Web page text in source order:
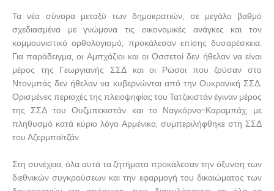
Τα νέα σύνορα μεταξύ των δημοκρατιών, σε μεγάλο βαθμό
σχεδιασμένα με γνώμονα τις οικονομικές ανάγκες και τον
κομμουνιστικό ορθολογισμό, προκάλεσαν επίσης δυσαρέσκεια.
Για παράδειγμα, οι Αμπχάζιοι και οι Οσσετοί δεν ήθελαν να είναι
μέρος της Γεωργιανής ΣΣΔ και οι Ρώσοι που ζούσαν στο
Ντονμπάς δεν ήθελαν να κυβερνώνται από την Ουκρανική ΣΣΔ.
Ορισμένες περιοχές της πλειοψηφίας του Τατζικιστάν έγιναν μέρος
της ΣΣΔ του Ουζμπεκιστάν και το Ναγκόρνο-Καραμπάχ, με
πληθυσμό κατά κύριο λόγο Αρμένικο, συμπεριλήφθηκε στη ΣΣΔ
του Αζερμπαϊτζάν.
Στη συνέχεια, όλα αυτά τα ζητήματα προκάλεσαν την όξυνση των
διεθνικών συγκρούσεων και την εφαρμογή του δικαιώματος των